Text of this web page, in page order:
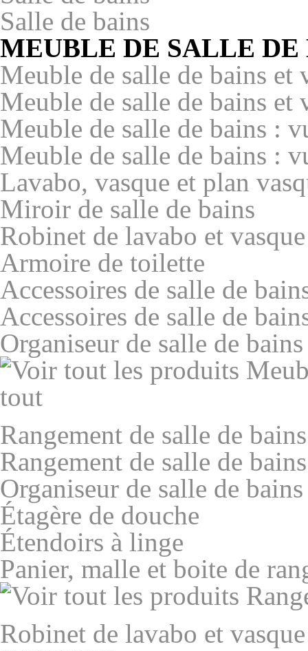
Salle de bains
MEUBLE DE SALLE DE
Meuble de salle de bains et
Meuble de salle de bains et
Meuble de salle de bains :
Meuble de salle de bains :
Lavabo, vasque et plan
Miroir de salle de bains
Robinet de lavabo et vasque
Armoire de toilette
Accessoires de salle de
Accessoires de salle de
Organiseur de salle de bains
tout
Rangement de salle de bains
Rangement de salle de bains
Organiseur de salle de bains
Étagère de douche
Étendoirs à linge
Panier, malle et boite de
Robinet de lavabo et